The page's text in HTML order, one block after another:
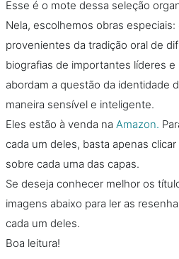
Esse é o mote dessa seleção
Nela, escolhemos obras
provenientes da tradição oral de
biografias de importantes líderes
abordam a questão da identidade
maneira sensível e inteligente.
Eles estão à venda na Amazon.
cada um deles, basta apenas
sobre cada uma das capas.
Se deseja conhecer melhor os
imagens abaixo para ler as
cada um deles.
Boa leitura!